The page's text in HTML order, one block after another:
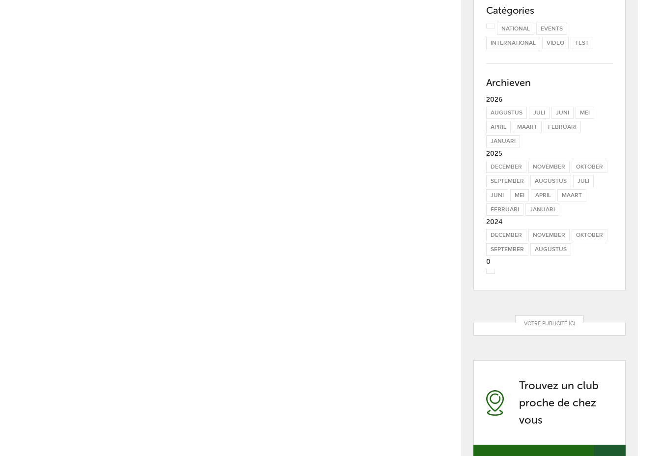
Catégories
NATIONAL
EVENTS
INTERNATIONAL
VIDEO TEST
Archieven
2026
AUGUSTUS JULI JUNI
MEI
APRIL
MAART
FEBRUARI
JANUARI
2025
DECEMBER NOVEMBER
OKTOBER
SEPTEMBER
AUGUSTUS
JULI
JUNI
MEI APRIL
MAART
FEBRUARI
JANUARI
2024
DECEMBER NOVEMBER
OKTOBER
SEPTEMBER
AUGUSTUS
0
VOTRE PUBLICITÉ ICI
Trouvez un club
proche de chez
vous